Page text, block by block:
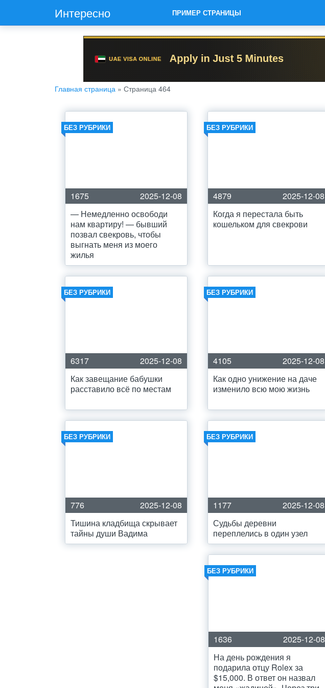
Интересно ПРИМЕР СТРАНИЦЫ
Главная страница » Страница 464
БЕЗ РУБРИКИ
1675
2025-12-08
— Немедленно освободи
нам квартиру! — бывший
позвал свекровь, чтобы
выгнать меня из моего
жилья
БЕЗ РУБРИКИ
4879
2025-12-08
Когда я перестала быть
кошельком для свекрови
БЕЗ РУБРИКИ
6317
2025-12-08
Как завещание бабушки
расставило всё по местам
БЕЗ РУБРИКИ
4105
2025-12-08
Как одно унижение на даче
изменило всю мою жизнь
БЕЗ РУБРИКИ
776
2025-12-08
Тишина кладбища скрывает
тайны души Вадима
БЕЗ РУБРИКИ
1177
2025-12-08
Судьбы деревни
переплелись в один узел
БЕЗ РУБРИКИ
1636
2025-12-08
На день рождения я
подарила отцу Rolex за
$15,000. В ответ он назвал